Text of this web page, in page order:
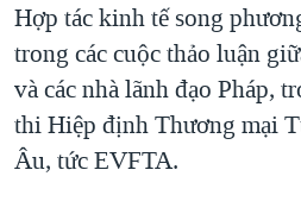
Hợp tác kinh tế song
trong các cuộc thảo luận
và các nhà lãnh đạo Pháp,
thi Hiệp định Thương mại
Âu, tức EVFTA.